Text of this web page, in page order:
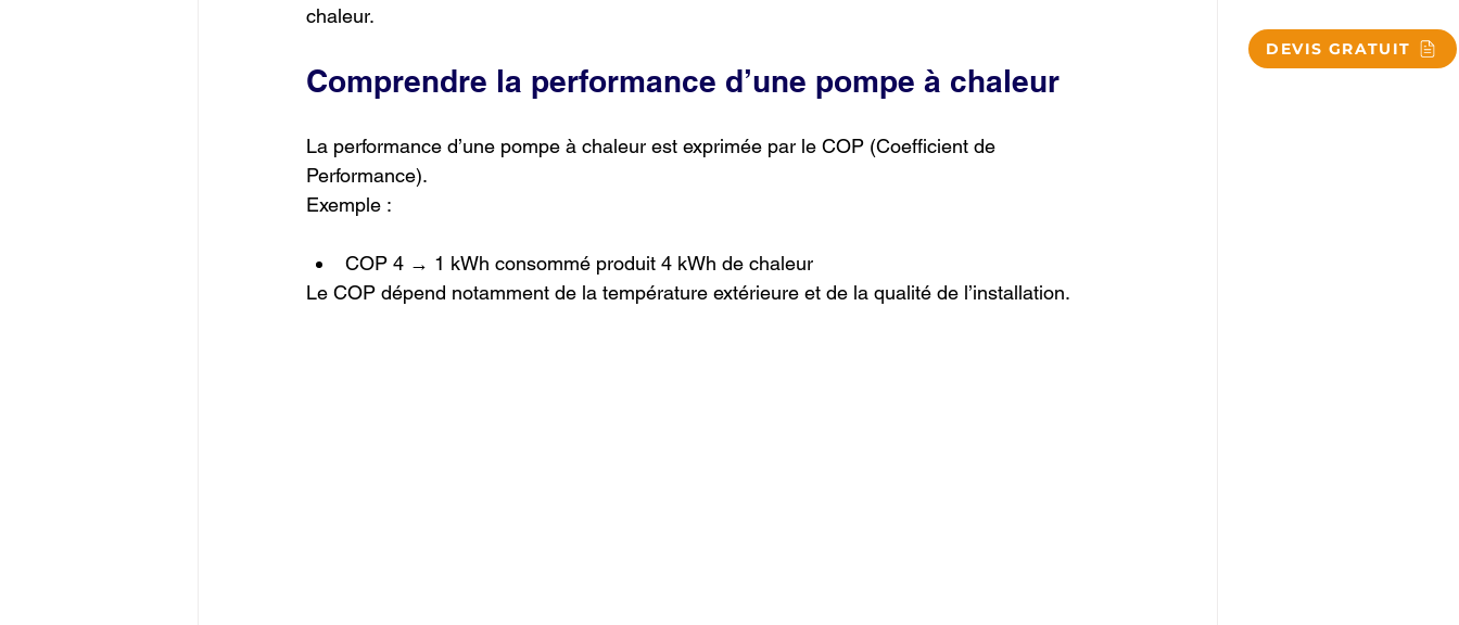
DEVIS GRATUIT
chaleur.
Comprendre la performance d’une pompe à chaleur
La performance d’une pompe à chaleur est exprimée par le COP (Coefficient de
Performance).
Exemple :
COP 4 → 1 kWh consommé produit 4 kWh de chaleur
Le COP dépend notamment de la température extérieure et de la qualité de l’installation.